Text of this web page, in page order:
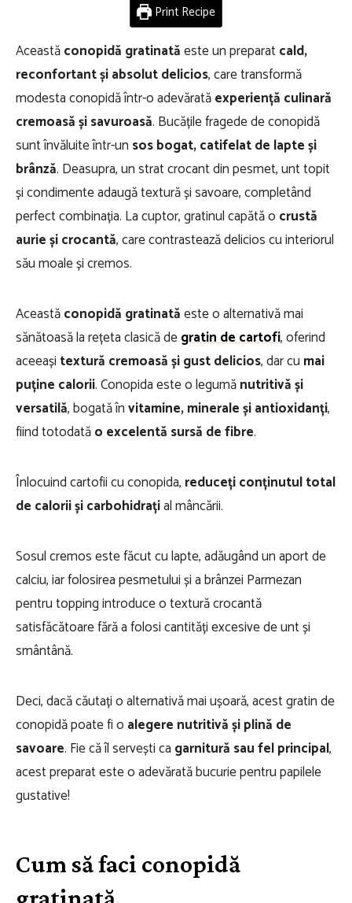
Print Recipe
Aceastăconopidă gratinatăeste un preparatcald,
reconfortant și absolut delicios, care transformă
modesta conopidă într-o adevăratăexperiență culinară
cremoasă și savuroasă. Bucățile fragede de conopidă
sunt învăluite într-un sos bogat, catifelat de lapte și
brânză. Deasupra, un strat crocant din pesmet, unt topit
și condimente adaugă textură și savoare, completând
perfect combinația. La cuptor, gratinul capătă o crustă
aurie și crocantă, care contrastează delicios cu interiorul
său moale și cremos.
Aceastăconopidă gratinatăeste o alternativă mai
sănătoasă la rețeta clasică degratin de cartofi, oferind
aceeași textură cremoasă și gust delicios, dar cu mai
puține calorii. Conopida este o legumănutritivă și
versatilă, bogată învitamine, minerale și antioxidanți,
fiind totodatăo excelentă sursă de fibre.
Înlocuind cartofii cu conopida, reduceți conținutul total
de calorii și carbohidrațial mâncării.
Sosul cremos este făcut cu lapte, adăugând un aport de
calciu, iar folosirea pesmetului și a brânzei Parmezan
pentru topping introduce o textură crocantă
satisfăcătoare fără a folosi cantități excesive de unt și
smântână.
Deci, dacă căutați o alternativă mai ușoară, acest gratin de
conopidă poate fi o alegere nutritivă și plină de
savoare. Fie că îl servești ca garnitură sau fel principal,
acest preparat este o adevărată bucurie pentru papilele
gustative!
Cum să faci conopidă